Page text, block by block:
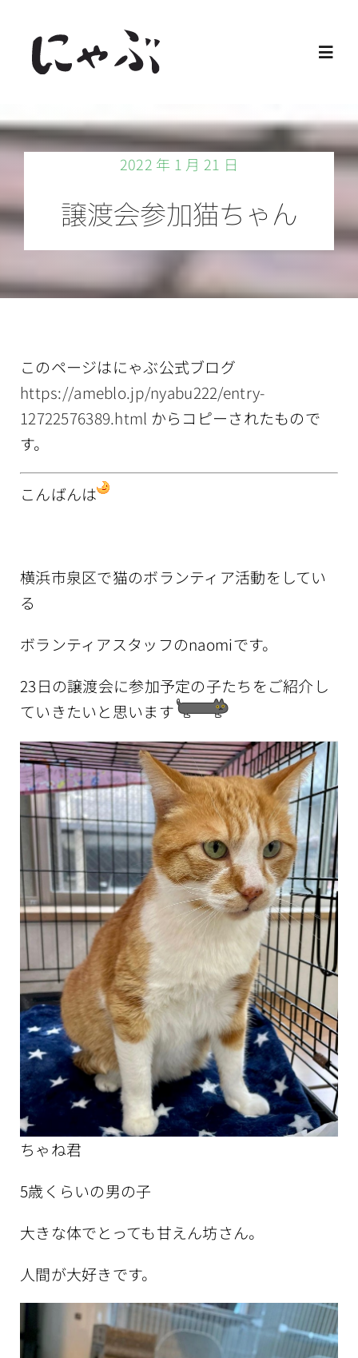
content
Home
譲渡会
ご寄付
2022 年 1 月 21 日
譲渡会参加猫ちゃん
このページはにゃぶ公式ブログ
https://ameblo.jp/nyabu222/entry-
12722576389.html からコピーされたもので
す。
こんばんは
横浜市泉区で猫のボランティア活動をしてい
る
ボランティアスタッフのnaomiです。
23日の譲渡会に参加予定の子たちをご紹介し
ていきたいと思います
ちゃね君
5歳くらいの男の子
大きな体でとっても甘えん坊さん。
人間が大好きです。